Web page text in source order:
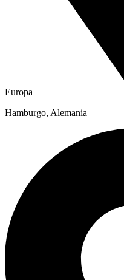
Europa
Hamburgo, Alemania